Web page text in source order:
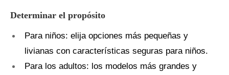
Determinar el propósito
Para niños: elija opciones más pequeñas y
livianas con características seguras para niños.
Para los adultos: los modelos más grandes y